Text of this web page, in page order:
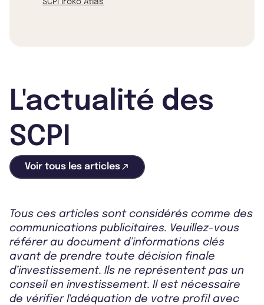
SCPI Iroko Atlas
L'actualité des
SCPI
Voir tous les articles
Tous ces articles sont considérés comme des
communications publicitaires. Veuillez-vous
référer au document d’informations clés
avant de prendre toute décision finale
d’investissement. Ils ne représentent pas un
conseil en investissement. Il est nécessaire
de vérifier l'adéquation de votre profil avec